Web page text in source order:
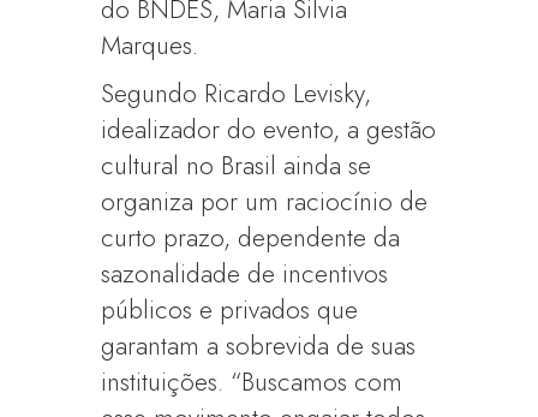
do BNDES, Maria Silvia
Marques.
Segundo Ricardo Levisky,
idealizador do evento, a gestão
cultural no Brasil ainda se
organiza por um raciocínio de
curto prazo, dependente da
sazonalidade de incentivos
públicos e privados que
garantam a sobrevida de suas
instituições. “Buscamos com